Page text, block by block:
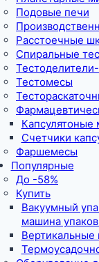
Подовые печи
Расстоечные
Спиральные
Тестомесы
Счетчики
Фаршемесы
Популярные
До -58%
Купить
Вакуумный
машина